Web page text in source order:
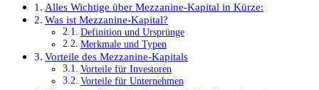
Alles Wichtige über Mezzanine-Kapital in Kürze:
Was ist Mezzanine-Kapital?
Definition und Ursprünge
Merkmale und Typen
Vorteile des Mezzanine-Kapitals
Vorteile für Investoren
Vorteile für Unternehmen